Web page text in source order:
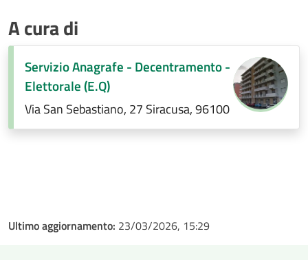
A cura di
Servizio Anagrafe - Decentramento -
Elettorale (E.Q)
Via San Sebastiano, 27 Siracusa, 96100
Ultimo aggiornamento: 23/03/2026, 15:29